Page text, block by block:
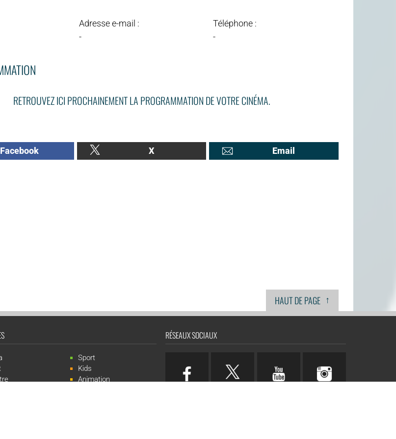
Adresse e-mail :
-
Téléphone :
-
RETROUVEZ ICI PROCHAINEMENT LA PROGRAMMATION DE VOTRE CINÉMA.
Facebook X Email
HAUT DE PAGE ↑
Sport
Kids
Animation
RÉSEAUX SOCIAUX